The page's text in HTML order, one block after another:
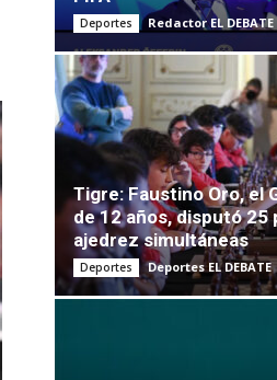
Deportes Redactor EL DEBATE
Tigre: Faustino Oro, el
de 12 años, disputó 25
ajedrez simultáneas
Deportes Deportes EL DEBATE